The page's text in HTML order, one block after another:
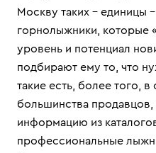
Москву таких - единицы
горнолыжники, которые
уровень и потенциал
подбирают ему то, что
такие есть, более того,
большинства
информацию из
профессиональные